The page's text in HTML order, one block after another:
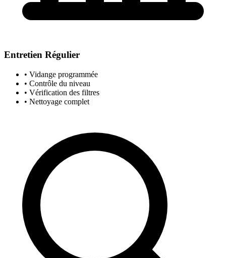
Entretien Régulier
• Vidange programmée
• Contrôle du niveau
• Vérification des filtres
• Nettoyage complet